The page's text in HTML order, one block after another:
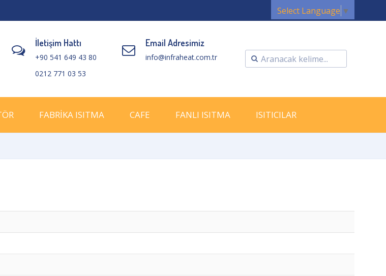
Select Language ▼
İletişim Hattı
+90 541 649 43 80
0212 771 03 53
Email Adresimiz
info@infraheat.com.tr
FABRİKA ISITMA CAFE FANLI ISITMA ISITICILAR